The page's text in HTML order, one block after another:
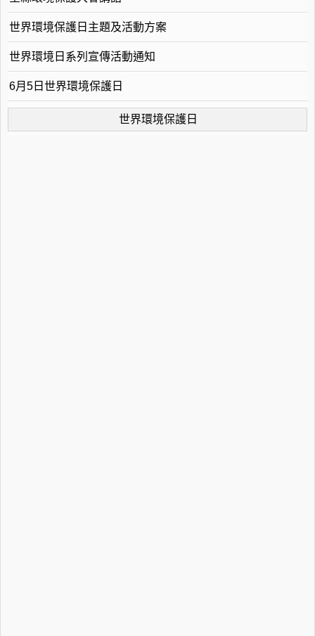
世界環境保護日主題及活動方案
世界環境日系列宣傳活動通知
6月5日世界環境保護日
世界環境保護日